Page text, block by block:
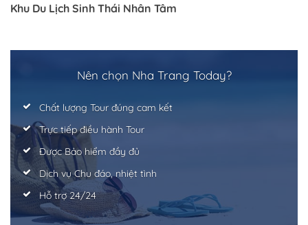
Khu Du Lịch Sinh Thái Nhân Tâm
Nên chọn Nha Trang Today?
Chất lượng Tour đúng cam kết
Trực tiếp điều hành Tour
Được Bảo hiểm đầy đủ
Dịch vụ Chu đáo, nhiệt tình
Hỗ trợ 24/24